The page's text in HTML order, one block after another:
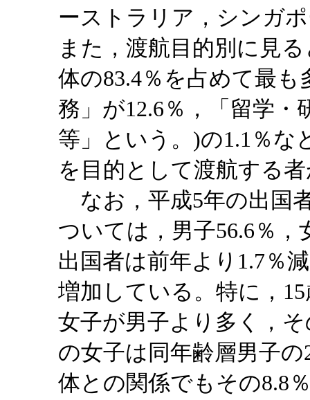
ーストラリア，シンガ
また，渡航目的別に見
体の83.4％を占めて最
務」が12.6％，「留学・
等」という。)の1.1％な
を目的として渡航する
なお，平成5年の出国
ついては，男子56.6％
出国者は前年より1.7％
増加している。特に，
女子が男子より多く，
の女子は同年齢層男子
体との関係でもその8.8